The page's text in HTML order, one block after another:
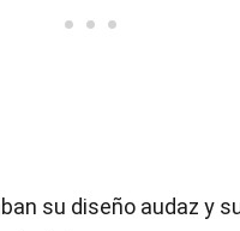
su diseño audaz y